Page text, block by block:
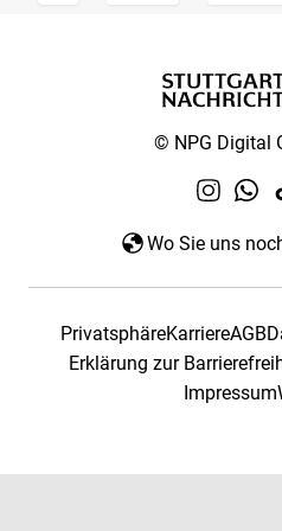
© NPG Digital
Wo Sie uns
PrivatsphäreKarriereAGB
Erklärung zur
Impressum